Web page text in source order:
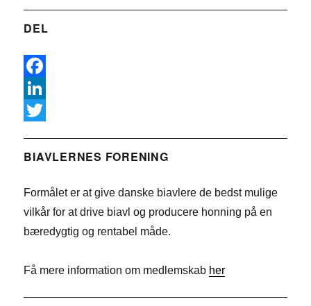
DEL
F
a
e
o
L
n
e
n
w
t
r
BIAVLERNES FORENING
Formålet er at give danske biavlere de bedst mulige
vilkår for at drive biavl og producere honning på en
bæredygtig og rentabel måde.
Få mere information om medlemskab her